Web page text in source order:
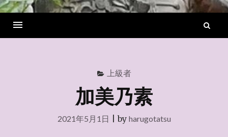
ッ
上級者
加美乃素
2021年5月1日 |by harugotatsu